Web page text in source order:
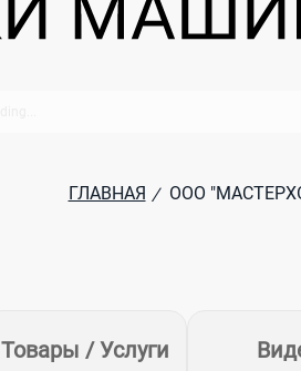
ГЛАВНАЯ / ООО
Товары / Услуги